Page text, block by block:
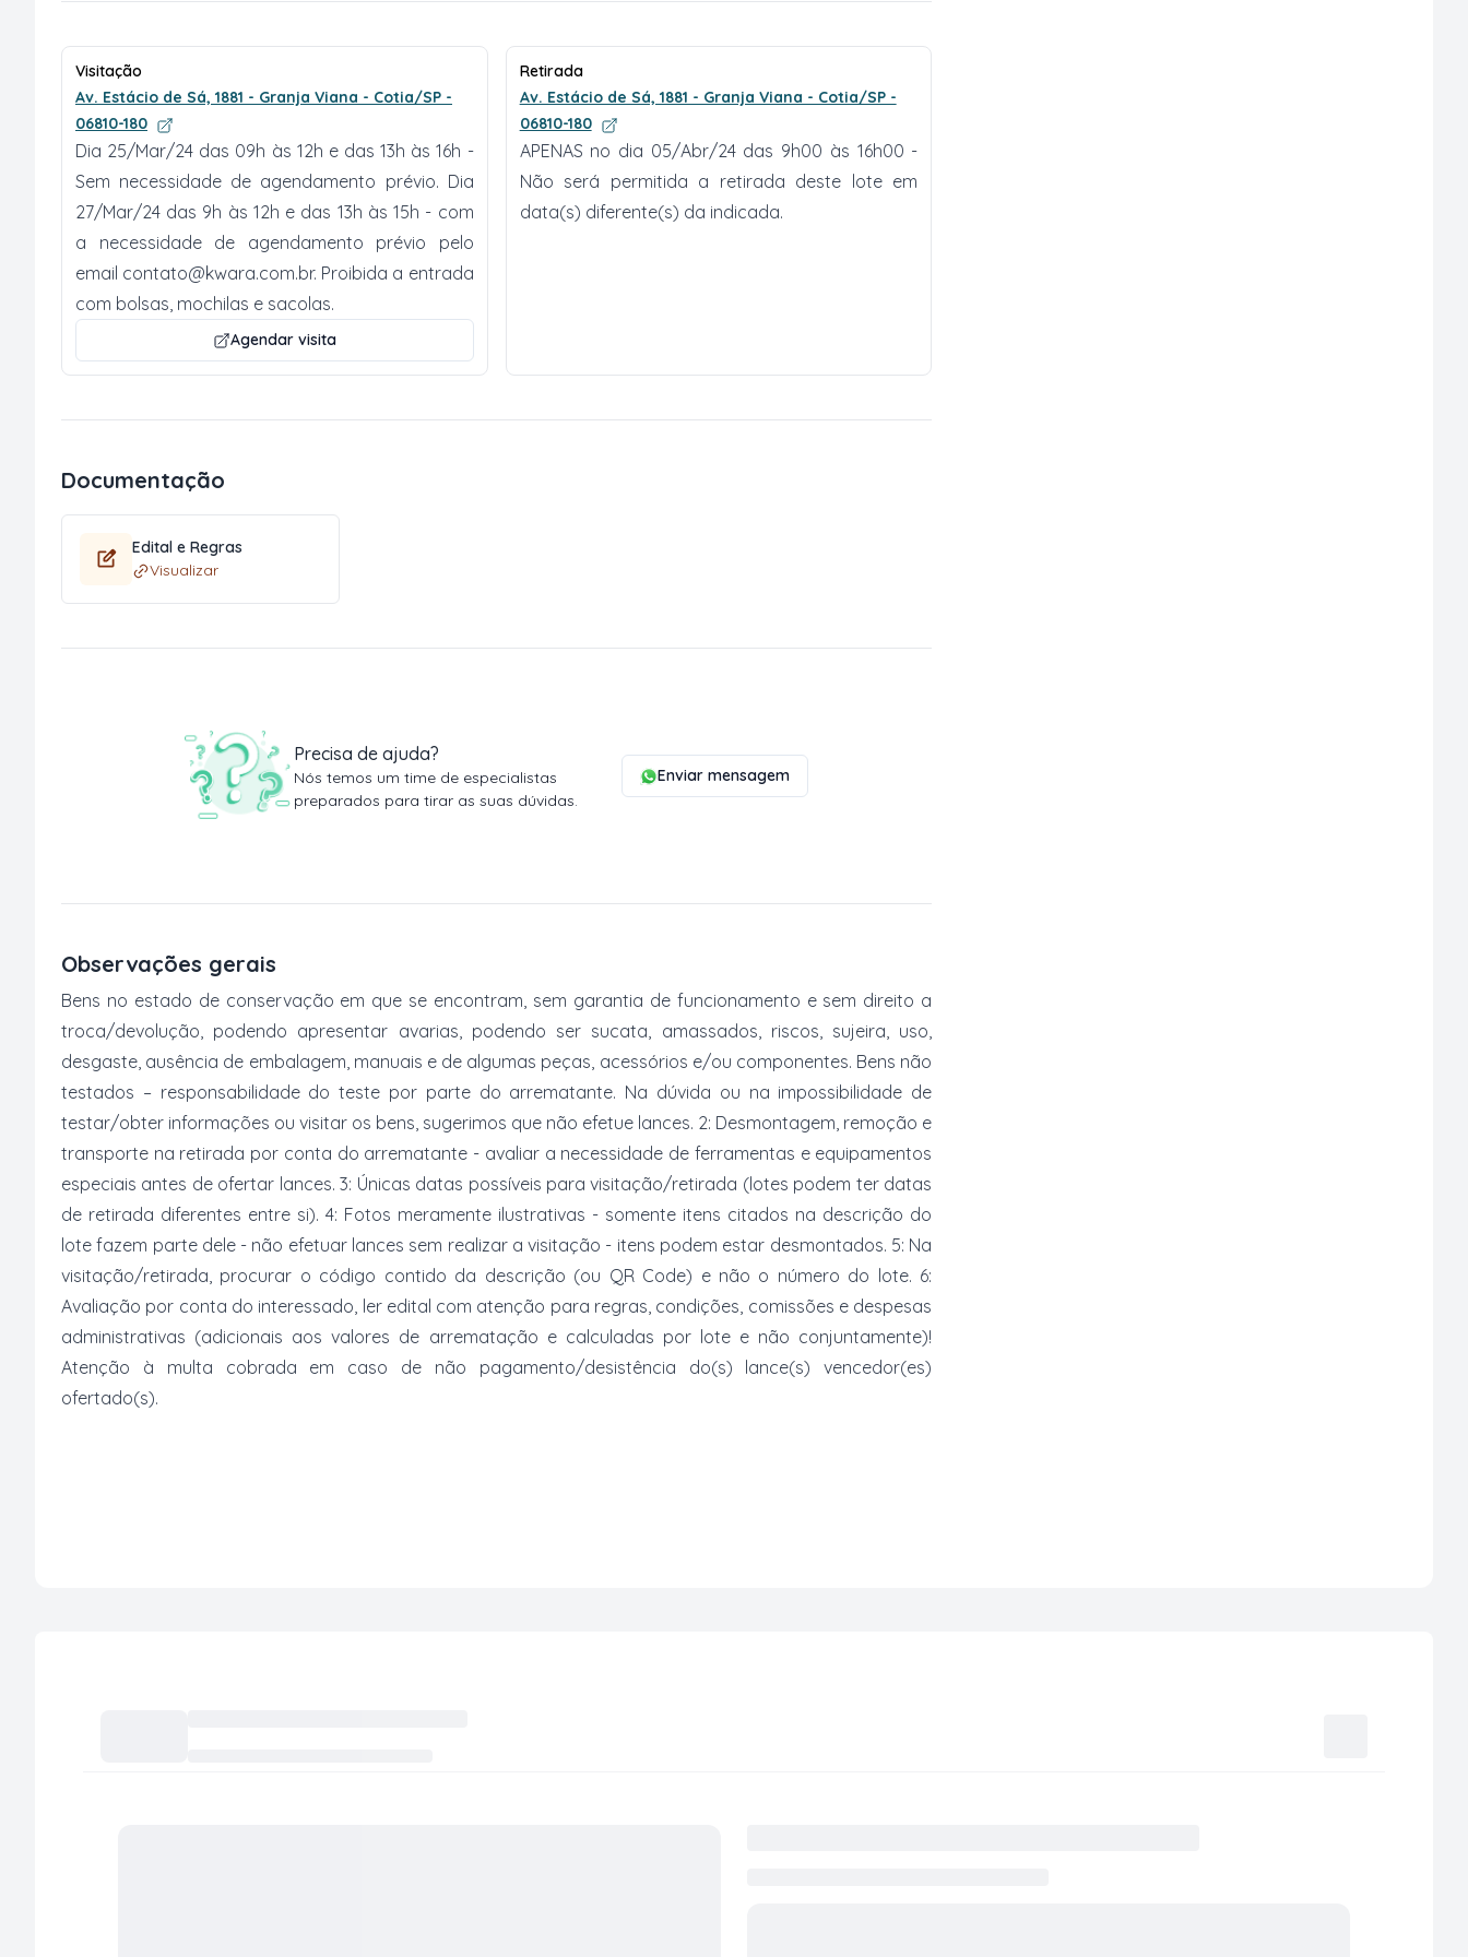
Visitação
Av. Estácio de Sá, 1881 - Granja Viana - Cotia/SP -
06810-180
Dia 25/Mar/24 das 09h às 12h e das 13h às 16h -
Sem necessidade de agendamento prévio. Dia
27/Mar/24 das 9h às 12h e das 13h às 15h - com
a necessidade de agendamento prévio pelo
email contato@kwara.com.br. Proibida a entrada
com bolsas, mochilas e sacolas.
Agendar visita
Retirada
Av. Estácio de Sá, 1881 - Granja Viana - Cotia/SP -
06810-180
APENAS no dia 05/Abr/24 das 9h00 às 16h00 -
Não será permitida a retirada deste lote em
data(s) diferente(s) da indicada.
Documentação
Edital e Regras
Visualizar
Precisa de ajuda?
Nós temos um time de especialistas
preparados para tirar as suas dúvidas.
Enviar mensagem
Observações gerais
Bens no estado de conservação em que se encontram, sem garantia de funcionamento e sem direito a
troca/devolução, podendo apresentar avarias, podendo ser sucata, amassados, riscos, sujeira, uso,
desgaste, ausência de embalagem, manuais e de algumas peças, acessórios e/ou componentes. Bens não
testados – responsabilidade do teste por parte do arrematante. Na dúvida ou na impossibilidade de
testar/obter informações ou visitar os bens, sugerimos que não efetue lances. 2: Desmontagem, remoção e
transporte na retirada por conta do arrematante - avaliar a necessidade de ferramentas e equipamentos
especiais antes de ofertar lances. 3: Únicas datas possíveis para visitação/retirada (lotes podem ter datas
de retirada diferentes entre si). 4: Fotos meramente ilustrativas - somente itens citados na descrição do
lote fazem parte dele - não efetuar lances sem realizar a visitação - itens podem estar desmontados. 5: Na
visitação/retirada, procurar o código contido da descrição (ou QR Code) e não o número do lote. 6:
Avaliação por conta do interessado, ler edital com atenção para regras, condições, comissões e despesas
administrativas (adicionais aos valores de arrematação e calculadas por lote e não conjuntamente)!
Atenção à multa cobrada em caso de não pagamento/desistência do(s) lance(s) vencedor(es)
ofertado(s).